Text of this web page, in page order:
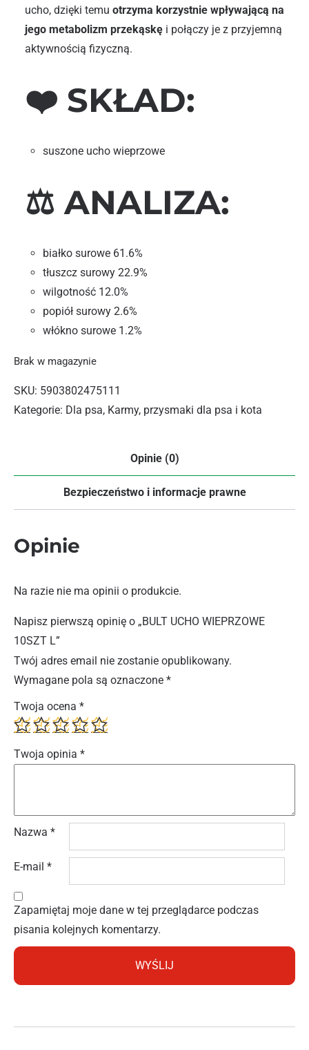
ucho, dzięki temu otrzyma korzystnie wpływającą na
jego metabolizm przekąskę i połączy je z przyjemną
aktywnością fizyczną.
❤️ SKŁAD:
suszone ucho wieprzowe
⚖️ ANALIZA:
białko surowe 61.6%
tłuszcz surowy 22.9%
wilgotność 12.0%
popiół surowy 2.6%
włókno surowe 1.2%
Brak w magazynie
SKU: 5903802475111
Kategorie: Dla psa, Karmy, przysmaki dla psa i kota
Opinie (0)
Bezpieczeństwo i informacje prawne
Opinie
Na razie nie ma opinii o produkcie.
Napisz pierwszą opinię o „BULT UCHO WIEPRZOWE
10SZT L”
Twój adres email nie zostanie opublikowany.
Wymagane pola są oznaczone *
Twoja ocena *
Twoja opinia *
Nazwa *
E-mail *
Zapamiętaj moje dane w tej przeglądarce podczas
pisania kolejnych komentarzy.